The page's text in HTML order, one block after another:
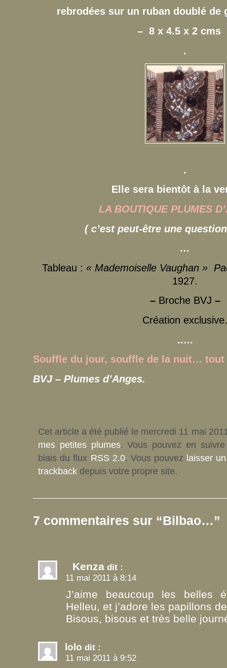
rebrodées sur un ruban doublé
– 8 x 4.5 x 2 cms
.
.
Elle sera bientôt à la
LA BOUTIQUE PLUMES
( c’est peut-être une
…
Tableau : « Mademoiselle Vaughan »
1927.
–Broche BVJ –
Création exclusive.
…..
Souffle du jour, souffle de la nuit…
BVJ – Plumes d’Anges.
Cet article a été publié le mercredi 11 mai
mes petites plumes. Vous pouvez en
biais du flux RSS 2.0. Vous pouvez laisser
trackback depuis votre propre site.
7 commentaires sur “Bilbao…”
Kenza dit :
11 mai 2011 à 8:14
J’aime beaucoup les belles
Helleu, et j’adore les papillons
Bisous, bisous et très belle
lolo dit :
11 mai 2011 à 9:52